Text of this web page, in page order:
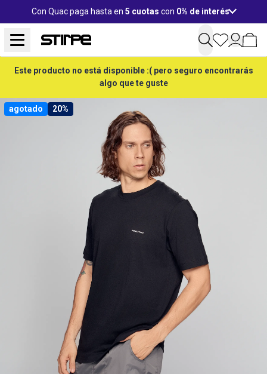
Con Quac paga hasta en 5 cuotas con 0% de interés
Este producto no está disponible :( pero seguro encontrarás
algo que te guste
agotado 20%